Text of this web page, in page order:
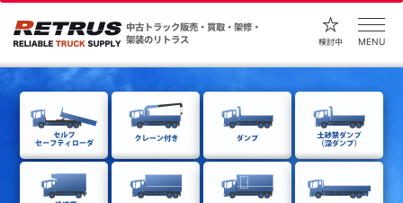
中古トラック販売・買取・架修・
架装のリトラス
検討中 MENU